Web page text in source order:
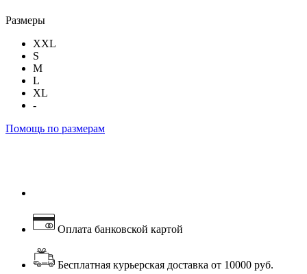
Размеры
XXL
S
M
L
XL
-
Помощь по размерам
Оплата банковской картой
Бесплатная курьерская доставка от 10000 руб.